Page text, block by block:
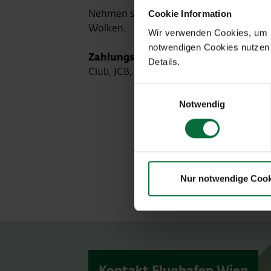
Cookie Information
Wir verwenden Cookies,
notwendigen Cookies
Details.
Notwendig
Nur notwendige
Nehmen sie sich ein Stück
Wolken.
Zahlungsmittel: Barzahlung, Maestro,
Club, JCB, VPAY